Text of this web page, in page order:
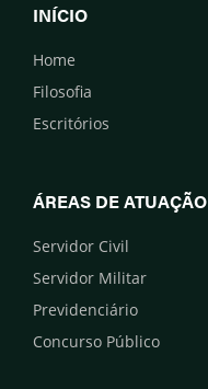
INÍCIO
Home
Filosofia
Escritórios
ÁREAS DE ATUAÇÃO
Servidor Civil
Servidor Militar
Previdenciário
Concurso Público